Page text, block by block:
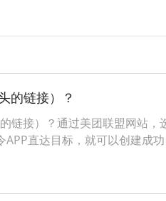
的链接）？
接）？通过美团联盟网站
直达目标，就可以创建